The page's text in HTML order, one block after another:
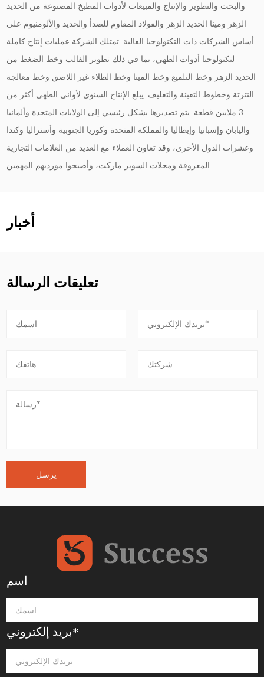
والبحث والتطوير والإنتاج والمبيعات لأدوات المطبخ المصنوعة من الحديد
الزهر ومينا الحديد الزهر والفولاذ المقاوم للصدأ والحديد والألومنيوم على
أساس الشركات ذات التكنولوجيا العالية. تمتلك الشركة عمليات إنتاج كاملة
لتكنولوجيا أدوات الطهي، بما في ذلك تطوير القالب وخط الضغط من
الحديد الزهر وخط التلميع وخط المينا وخط الطلاء غير اللاصق وخط معالجة
النترتة وخطوط التعبئة والتغليف. يبلغ الإنتاج السنوي لأواني الطهي أكثر من
3 ملايين قطعة. يتم تصديرها بشكل رئيسي إلى الولايات المتحدة وألمانيا
واليابان وإسبانيا وإيطاليا والمملكة المتحدة وكوريا الجنوبية وأستراليا وكندا
وعشرات الدول الأخرى، وقد تعاون العملاء مع العديد من العلامات التجارية
المعروفة ومحلات السوبر ماركت، وأصبحوا مورديهم المهمين.
أخبار
تعليقات الرسالة
اسم
بريد إلكتروني*